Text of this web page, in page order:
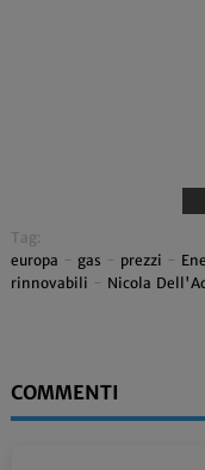
Tag:
europa - gas - prezzi -
rinnovabili - Nicola
COMMENTI